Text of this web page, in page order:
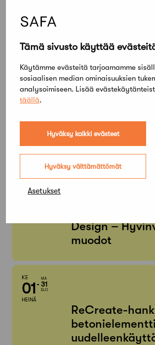
Tämä sivusto käyttää
Käytämme evästeitä tarjoamamme
sosiaalisen median ominaisuuksien
analysoimiseen. Lisää
täällä.
Hyväksy kaikki evästeet
Hyväksy välttämättömät
Asetukset
Elokuu,
2026
05
KESÄ
SU
03
TAMMI
Design –
muodot
KE
01
HEINÄ
MA
31
ELO
ReCreate-